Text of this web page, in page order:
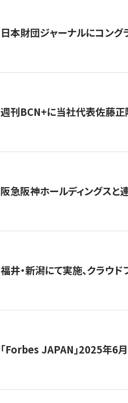
日本財団ジャーナルにコング
週刊BCN+に当社代表佐藤正
阪急阪神ホールディングスと
福井・新潟にて実施、クラウ
「Forbes JAPAN」2025年6